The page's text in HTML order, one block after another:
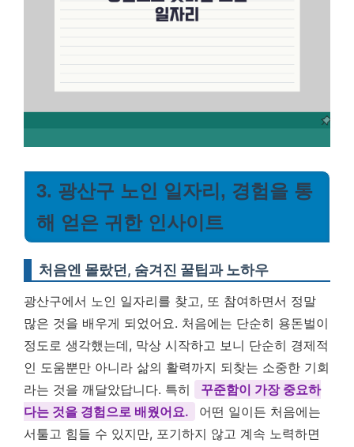
3. 광산구 노인 일자리, 경험을 통
해 얻은 귀한 인사이트
처음엔 몰랐던, 숨겨진 꿀팁과 노하우
광산구에서 노인 일자리를 찾고, 또 참여하면서 정말
많은 것을 배우게 되었어요. 처음에는 단순히 용돈벌이
정도로 생각했는데, 막상 시작하고 보니 단순히 경제적
인 도움뿐만 아니라 삶의 활력까지 되찾는 소중한 기회
라는 것을 깨달았답니다. 특히
꾸준함이 가장 중요하
다는 것을 경험으로 배웠어요.
어떤 일이든 처음에는
서툴고 힘들 수 있지만, 포기하지 않고 계속 노력하면